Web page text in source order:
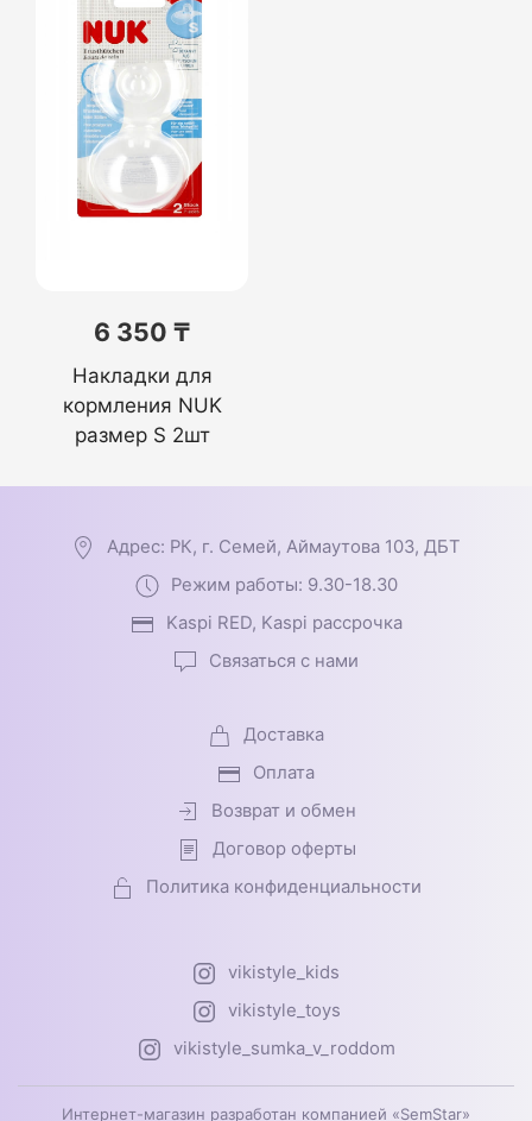
6 350 ₸
Накладки для
кормления NUK
размер S 2шт
Адрес: РК, г. Семей, Аймаутова 103, ДБТ
Режим работы: 9.30-18.30
Kaspi RED, Kaspi рассрочка
Связаться с нами
Доставка
Оплата
Возврат и обмен
Договор оферты
Политика конфиденциальности
vikistyle_kids
vikistyle_toys
vikistyle_sumka_v_roddom
Интернет-магазин разработан компанией «SemStar»